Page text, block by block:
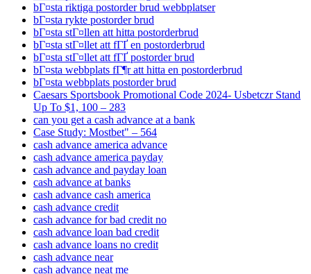
bГ¤sta riktiga postorder brud webbplatser
bГ¤sta rykte postorder brud
bГ¤sta stГ¤llen att hitta postorderbrud
bГ¤sta stГ¤llet att fГҐ en postorderbrud
bГ¤sta stГ¤llet att fГҐ postorder brud
bГ¤sta webbplats fГ¶r att hitta en postorderbrud
bГ¤sta webbplats postorder brud
Caesars Sportsbook Promotional Code 2024- Usbetczr Stand
Up To $1, 100 – 283
can you get a cash advance at a bank
Case Study: Mostbet" – 564
cash advance america advance
cash advance america payday
cash advance and payday loan
cash advance at banks
cash advance cash america
cash advance credit
cash advance for bad credit no
cash advance loan bad credit
cash advance loans no credit
cash advance near
cash advance neat me